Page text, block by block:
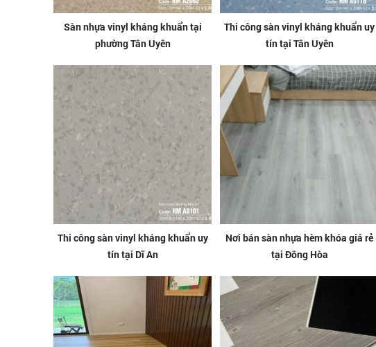
Sàn nhựa vinyl kháng khuẩn tại
phường Tân Uyên
Thi công sàn vinyl kháng khuẩn uy
tín tại Tân Uyên
Thi công sàn vinyl kháng khuẩn uy
tín tại Dĩ An
Nơi bán sàn nhựa hèm khóa giá rẻ
tại Đông Hòa